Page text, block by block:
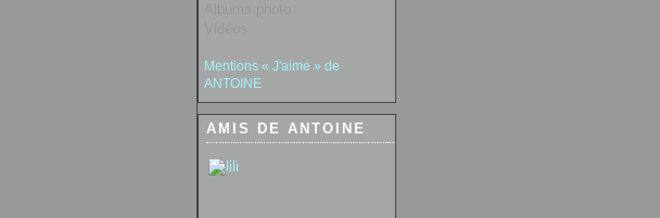
Mentions « J'aime » de
ANTOINE
AMIS DE ANTOINE